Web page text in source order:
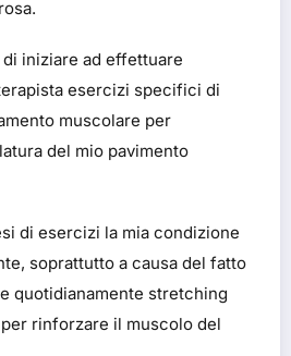
iniziare ad effettuare
esercizi specifici di
muscolare per
del mio pavimento
di esercizi la mia condizione
soprattutto a causa del fatto
quotidianamente stretching
rinforzare il muscolo del